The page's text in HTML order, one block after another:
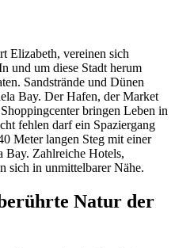
Elizabeth, vereinen sich
und um diese Stadt herum
Sandstrände und Dünen
Bay. Der Hafen, der Market
bringen Leben in
fehlen darf ein Spaziergang
Meter langen Steg mit einer
Bay. Zahlreiche Hotels,
sich in unmittelbarer Nähe.
Natur der